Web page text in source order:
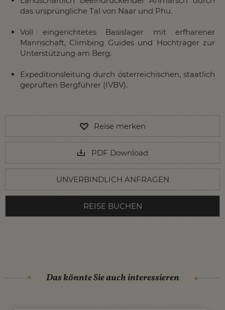
das ursprüngliche Tal von Naar und Phu.
Voll eingerichtetes Basislager mit erfharener
Mannschaft, Climbing Guides und Hochträger zur
Unterstützung am Berg.
Expeditionsleitung durch österreichischen, staatlich
geprüften Bergführer (IVBV).
Reise merken
PDF Download
UNVERBINDLICH ANFRAGEN
REISE BUCHEN
Das könnte Sie auch interessieren